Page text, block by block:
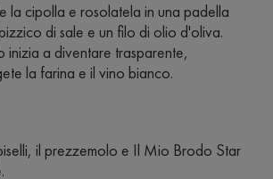
la cipolla e rosolatela in una padella
di sale e un filo di olio d'oliva.
inizia a diventare trasparente,
la farina e il vino bianco.
il prezzemolo e Il Mio Brodo Star